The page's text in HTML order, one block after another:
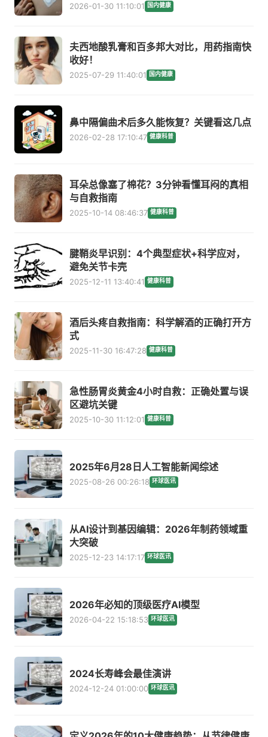
2026-01-30 11:10:01 国内健康
夫西地酸乳膏和百多邦大对比，用药指南快
收好！
2025-07-29 11:40:01 国内健康
鼻中隔偏曲术后多久能恢复？关键看这几点
2026-02-28 17:10:47 健康科普
耳朵总像塞了棉花？3分钟看懂耳闷的真相
与自救指南
2025-10-14 08:46:37 健康科普
腱鞘炎早识别：4个典型症状+科学应对，
避免关节卡壳
2025-12-11 13:40:41 健康科普
酒后头疼自救指南：科学解酒的正确打开方
式
2025-11-30 16:47:28 健康科普
急性肠胃炎黄金4小时自救：正确处置与误
区避坑关键
2025-10-30 11:12:01 健康科普
2025年6月28日人工智能新闻综述
2025-08-26 00:26:18 环球医讯
从AI设计到基因编辑：2026年制药领域重
大突破
2025-12-23 14:17:17 环球医讯
2026年必知的顶级医疗AI模型
2026-04-22 15:18:53 环球医讯
2024长寿峰会最佳演讲
2024-12-24 01:00:00 环球医讯